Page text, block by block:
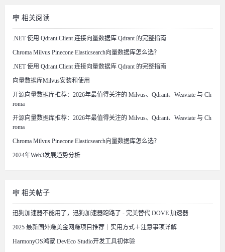
相关阅读
.NET 使用 Qdrant.Client 连接向量数据库 Qdrant 的完整指南
Chroma Milvus Pinecone Elasticsearch向量数据库怎么选？
.NET 使用 Qdrant.Client 连接向量数据库 Qdrant 的完整指南
向量数据库Milvus安装和使用
开源向量数据库推荐：2026年最值得关注的 Milvus、Qdrant、Weaviate 与 Ch
roma
开源向量数据库推荐：2026年最值得关注的 Milvus、Qdrant、Weaviate 与 Ch
roma
Chroma Milvus Pinecone Elasticsearch向量数据库怎么选？
2024年Web3发展趋势分析
相关帖子
迅狗加速器不能用了，迅狗加速器跑路了 - 完美替代 DOVE 加速器
2025 最新国外赚美金网赚项目推荐｜实用方式＋注意事项详解
HarmonyOS鸿蒙 DevEco Studio开发工具初体验